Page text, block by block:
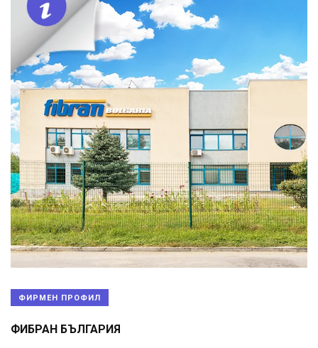
ФИРМЕН ПРОФИЛ
ФИБРАН БЪЛГАРИЯ